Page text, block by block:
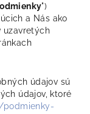
")
a Nás ako
uzavretých
údajov sú
údajov, ktoré
podmienky-